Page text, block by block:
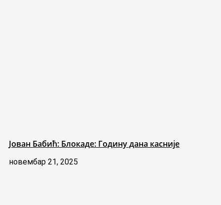
Јован Бабић: Блокаде: Годину дана касније
новембар 21, 2025